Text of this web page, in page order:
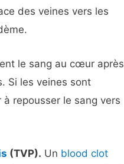
des veines vers les
le sang au cœur après
Si les veines sont
repousser le sang vers
(TVP). Un blood clot